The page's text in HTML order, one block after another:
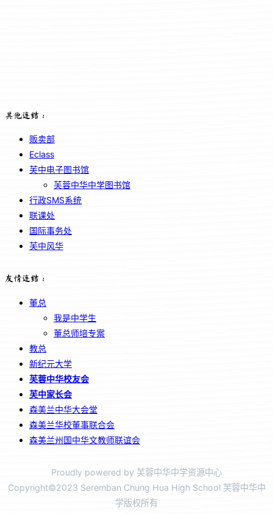
其他连结：
贩卖部
Eclass
芙中电子图书馆
芙蓉中华中学图书馆
行政SMS系统
联课处
国际事务处
芙中风华
友情连结：
董总
我是中学生
董总师培专案
教总
新纪元大学
芙蓉中华校友会
芙中家长会
森美兰中华大会堂
森美兰华校董事联合会
森美兰州国中华文教师联谊会
Proudly powered by 芙蓉中华中学资源中心
Copyright©2023 Seremban Chung Hua High School 芙蓉中华中
学版权所有